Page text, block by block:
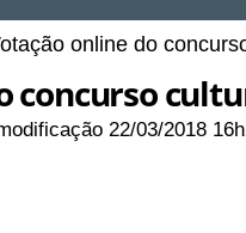
online do
concurso
22/03/2018